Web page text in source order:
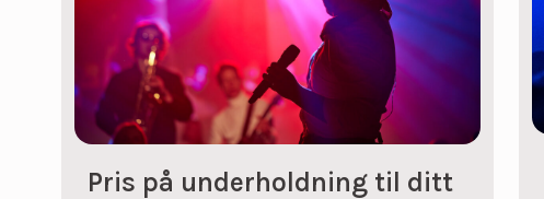
Pris på underholdning til ditt